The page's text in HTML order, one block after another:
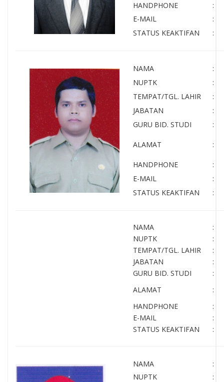
HANDPHONE
:
E-MAIL
:
STATUS KEAKTIFAN
:
NAMA
:
NUPTK
:
TEMPAT/TGL. LAHIR
:
JABATAN
:
GURU BID. STUDI
:
ALAMAT :
HANDPHONE
:
E-MAIL
:
STATUS KEAKTIFAN
:
NAMA
:
NUPTK
:
TEMPAT/TGL. LAHIR
:
JABATAN
:
GURU BID. STUDI
:
ALAMAT
:
HANDPHONE
:
E-MAIL
:
STATUS KEAKTIFAN
:
NAMA
:
NUPTK
: